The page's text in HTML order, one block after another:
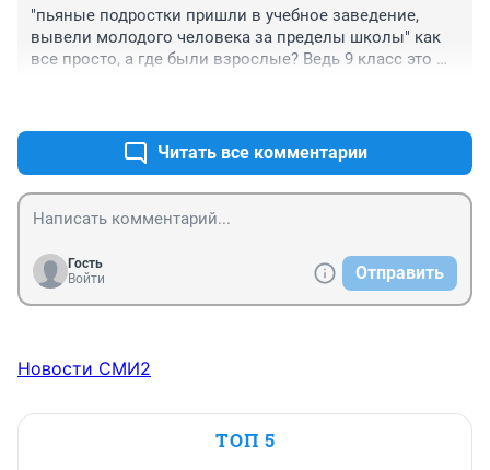
"пьяные подростки пришли в учебное заведение,
вывели молодого человека за пределы школы" как
все просто, а где были взрослые? Ведь 9 класс это
Читать все комментарии
Гость
Войти
Отправить
Новости СМИ2
ТОП 5